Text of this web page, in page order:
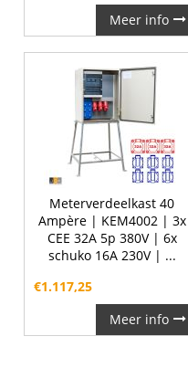
Meer info
Meterverdeelkast 40
Ampère | KEM4002 | 3x
CEE 32A 5p 380V | 6x
schuko 16A 230V | ...
€1.117,25
Meer info